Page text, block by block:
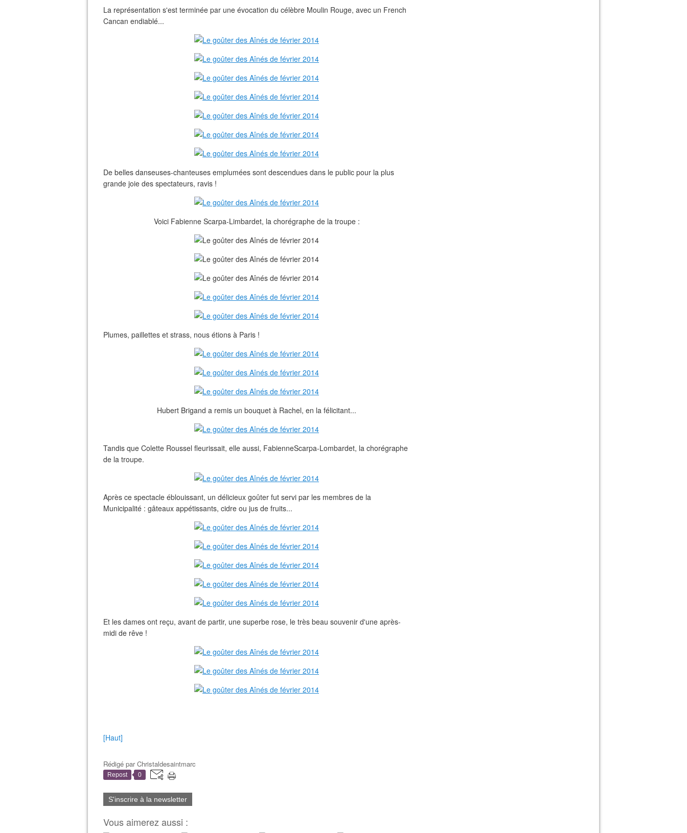
La représentation s'est terminée par une évocation du célèbre Moulin Rouge, avec un French
Cancan endiablé...
De belles danseuses-chanteuses emplumées sont descendues dans le public pour la plus
grande joie des spectateurs, ravis !
Voici Fabienne Scarpa-Limbardet, la chorégraphe de la troupe :
Plumes, paillettes et strass, nous étions à Paris !
Hubert Brigand a remis un bouquet à Rachel, en la félicitant...
Tandis que Colette Roussel fleurissait, elle aussi, FabienneScarpa-Lombardet, la chorégraphe
de la troupe.
Après ce spectacle éblouissant, un délicieux goûter fut servi par les membres de la
Municipalité : gâteaux appétissants, cidre ou jus de fruits...
Et les dames ont reçu, avant de partir, une superbe rose, le très beau souvenir d'une après-
midi de rêve !
[Haut]
Rédigé parChristaldesaintmarc
Repost 0
S'inscrire à la newsletter
Vous aimerez aussi :